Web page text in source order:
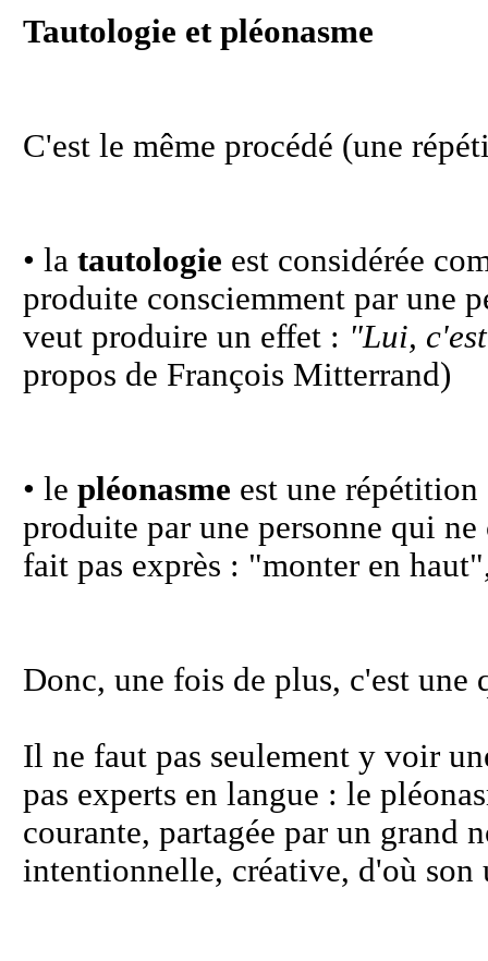
Tautologie et pléonasme
C'est le même procédé (une
• la tautologie est considérée
produite consciemment par une
veut produire un effet : "Lui,
propos de François Mitterrand)
• le pléonasme est une
produite par une personne qui
fait pas exprès : "monter en
Donc, une fois de plus, c'est une
Il ne faut pas seulement y voir
pas experts en langue : le
courante, partagée par un grand
intentionnelle, créative, d'où